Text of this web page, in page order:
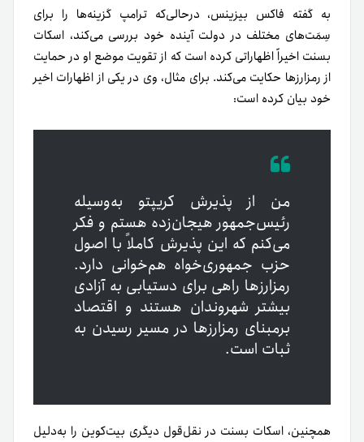
به گفته فاکس بیزينس، درحالی‌که ترامپ گزینه‌ها را برای
سِمَت‌های مختلف در دولت آینده خود بررسی می‌کند، اسکات
بسنت اخیراً اظهاراتی کرده است که از تقویت موضع او در حمایت
از رمزارزها حکایت می‌کند. برای مثال، وی در یکی از اظهارات اخیر
خود بیان کرده است:
من از پذیرش کریپتو به‌وسیله
رئیس‌جمهور هیجان‌زده هستم و فکر
می‌کنم که این پذیرش کاملاً با اصول
حزب جمهوری‌خواه هم‌خوانی دارد.
رمزارزها راهی برای دستیابی به آزادی
بیشتر شهروندان هستند و اقتصاد
بر‌مبنای رمزارزها در مسیر رسیدن به
ثبات است.
همچنین، اسکات بسنت در نقل‌قول دیگری بیت‌کوین را به‌دلیل